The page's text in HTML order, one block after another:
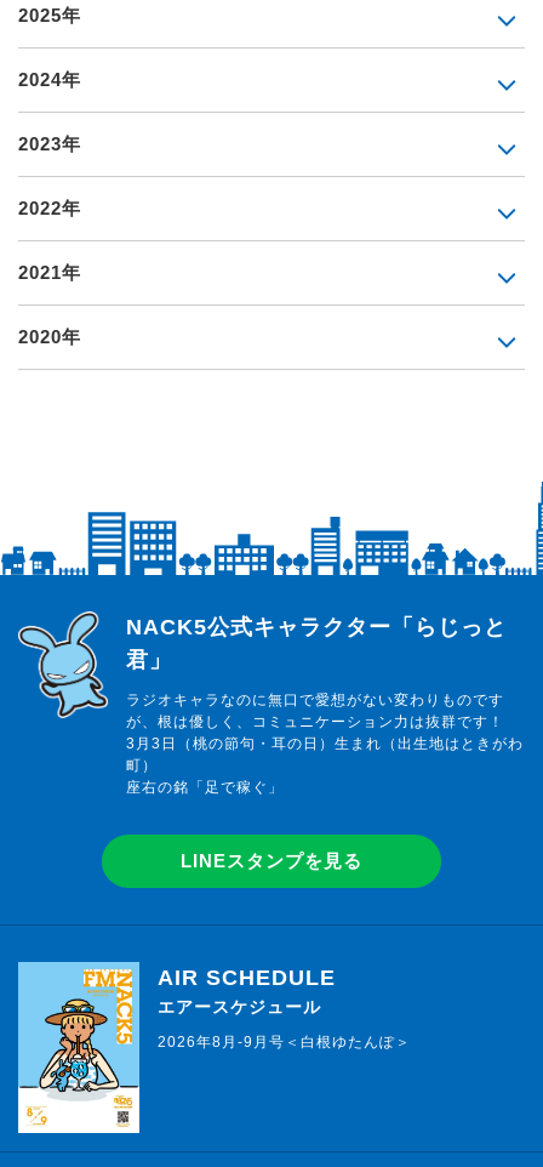
2025年
2024年
2023年
2022年
2021年
2020年
らじっと君
NACK5公式キャラクター「らじっと
君」
ラジオキャラなのに無口で愛想がない変わりものです
が、根は優しく、コミュニケーション力は抜群です！
3月3日（桃の節句・耳の日）生まれ（出生地はときがわ
町）
座右の銘「足で稼ぐ」
LINEスタンプを見る
AIR SCHEDULE
エアースケジュール
2026年8月-9月号＜白根ゆたんぽ＞